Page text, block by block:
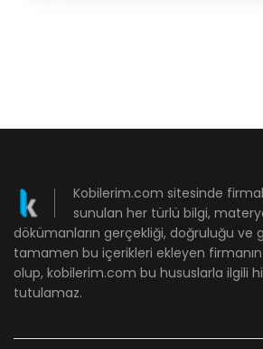
Kobilerim.com sitesinde
sunulan her türlü bilgi,
dökümanların gerçekliği, doğruluğu ve
tamamen bu içerikleri ekleyen
olup, kobilerim.com bu hususlarla ilgili
tutulamaz.